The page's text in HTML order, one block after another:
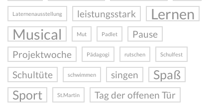
Laternenausstellung leistungsstark
Lernen
Musical
Mut Padlet
Pause
Projektwoche
Pädagogi rutschen Schulfest
Schultüte schwimmen singen
Spaß
Sport
St.Martin Tag der offenen Tür